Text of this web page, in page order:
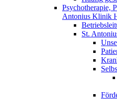
Psychotherapie,
Antonius Klinik
St.